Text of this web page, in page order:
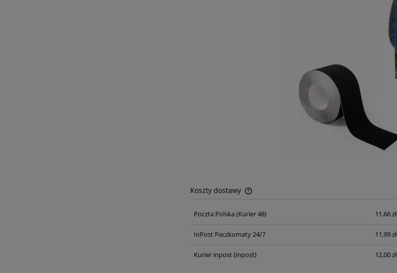
Koszty dostawy
Cena nie zawiera ewentualnych kosztów
Poczta Polska (Kurier 48) 11,66 zł
InPost Paczkomaty 24/7 11,99 zł
Kurier inpost(inpost) 12,00 zł